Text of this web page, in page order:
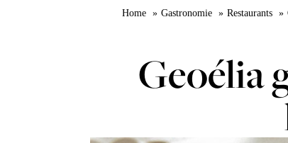
Home Gastronomie Restaurants
Geoélia